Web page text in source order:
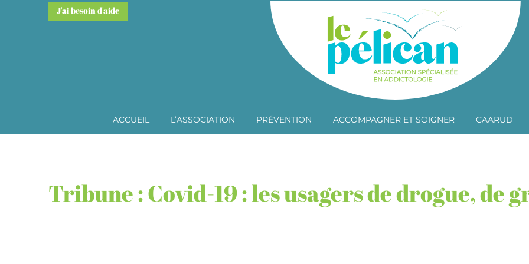
J'ai besoin d'aide
ACCUEIL L’ASSOCIATION PRÉVENTION ACCOMPAGNER ET SOIGNER CAARUD
Tribune : Covid-19 : les usagers de drogue, de